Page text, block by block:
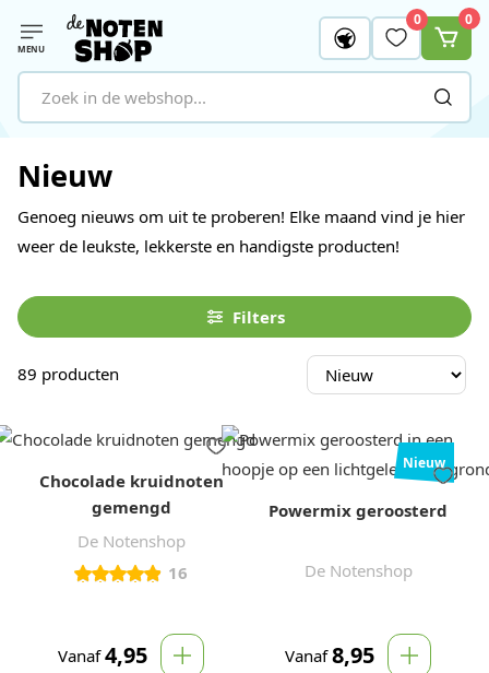
Ga naar de inhoud
MENU
0 0
Nieuw
Genoeg nieuws om uit te proberen! Elke maand vind je hier
weer de leukste, lekkerste en handigste producten!
Filters
89 producten
Chocolade kruidnoten
gemengd
De Notenshop
16
Vanaf 4,95
Nieuw
Powermix geroosterd
De Notenshop
Vanaf 8,95